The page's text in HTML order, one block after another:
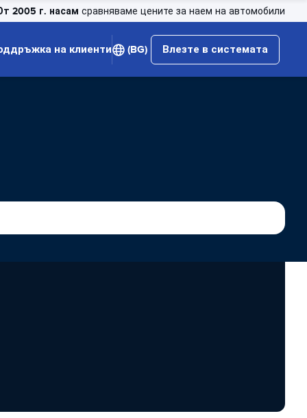
2005 г. насам сравняваме цените за наем на автомобили
на клиенти (BG) Влезте в системата